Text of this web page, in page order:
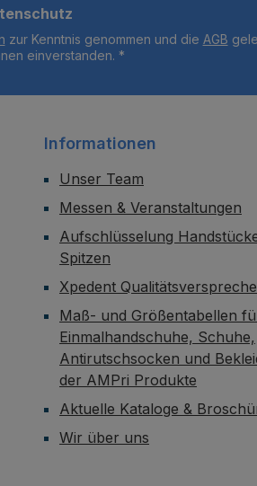
zur Kenntnis genommen und die AGB
einverstanden. *
Informationen
Unser Team
Messen & Veranstaltungen
Aufschlüsselung
Spitzen
Xpedent
Maß- und Größentabellen
Einmalhandschuhe, Schuhe,
Antirutschsocken und
der AMPri Produkte
Aktuelle Kataloge &
Wir über uns